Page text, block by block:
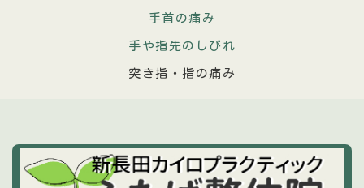
手首の痛み
手や指先のしびれ
突き指・指の痛み